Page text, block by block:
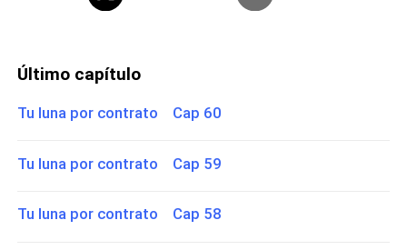
Último capítulo
Tu luna por contrato Cap 60
Tu luna por contrato Cap 59
Tu luna por contrato Cap 58